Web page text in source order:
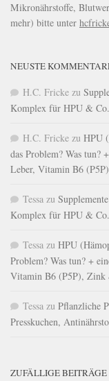
Mikronährstoffe,
mehr) bitte unter
NEUSTE
H.C. Fricke zu
Komplex für HPU & Co.
H.C. Fricke zu HPU
das Problem? Was tun?
Leber, Vitamin B6
Tessa zu
Komplex für HPU & Co.
Tessa zu HPU
Problem? Was tun? +
Vitamin B6 (P5P), Zink
Tessa zu Pflanzliche
Presskuchen,
ZUFÄLLIGE BEITRÄGE